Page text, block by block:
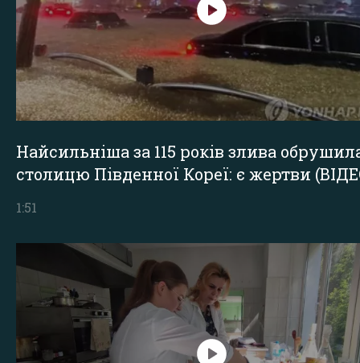
Найсильніша за 115 років злива
столицю Південної Кореї: є жертви
1:51